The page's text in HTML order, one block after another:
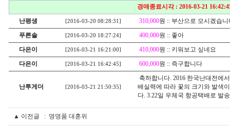
경매종료시각 : 2016-03-21
난평생
[2016-03-20 08:28:31] 310,000원 :: 부산으로 모시겠습니
푸른솔
[2016-03-20 18:27:24] 400,000원 :: 좋아
다은이
[2016-03-21 16:21:00] 410,000원 :: 키워보고 싶네요
다은이
[2016-03-21 16:42:45] 600,000원 :: 즉구합니다
난투게더 [2016-03-21 21:50:35]
축하합니다. 2016 한국난대전에
배실력에 따라 꽃의 크기와 발색
다. 3.22일 우체국 항공택배로 발
▲ 이전글 : 명명품 대훈위